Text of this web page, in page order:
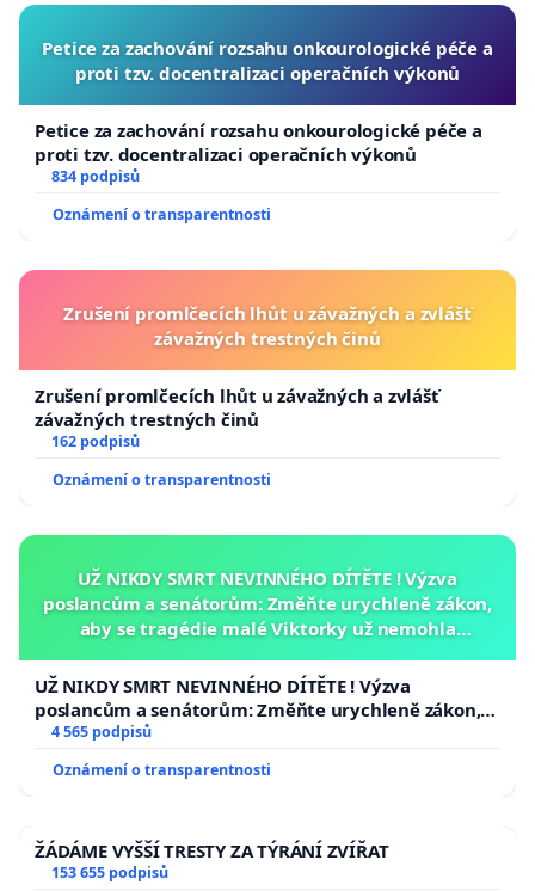
Petice za zachování rozsahu onkourologické péče a
proti tzv. docentralizaci operačních výkonů
Petice za zachování rozsahu onkourologické péče a
proti tzv. docentralizaci operačních výkonů
834 podpisů
Oznámení o transparentnosti
Zrušení promlčecích lhůt u závažných a zvlášť
závažných trestných činů
Zrušení promlčecích lhůt u závažných a zvlášť
závažných trestných činů
162 podpisů
Oznámení o transparentnosti
UŽ NIKDY SMRT NEVINNÉHO DÍTĚTE ! Výzva
poslancům a senátorům: Změňte urychleně zákon,
aby se tragédie malé Viktorky už nemohla
UŽ NIKDY SMRT NEVINNÉHO DÍTĚTE ! Výzva
poslancům a senátorům: Změňte urychleně zákon,
aby se tragédie malé Viktorky už nemohla opakovat!
4 565 podpisů
Oznámení o transparentnosti
ŽÁDÁME VYŠŠÍ TRESTY ZA TÝRÁNÍ ZVÍŘAT
153 655 podpisů